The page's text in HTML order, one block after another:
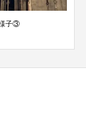
子③